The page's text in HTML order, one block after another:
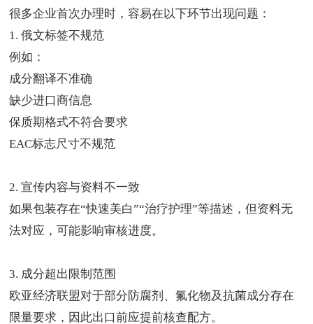
很多企业首次办理时，容易在以下环节出现问题：
1. 俄文标签不规范
例如：
成分翻译不准确
缺少进口商信息
保质期格式不符合要求
EAC标志尺寸不规范
2. 宣传内容与资料不一致
如果包装存在“快速美白”“治疗护理”等描述，但资料无
法对应，可能影响审核进度。
3. 成分超出限制范围
欧亚经济联盟对于部分防腐剂、氟化物及抗菌成分存在
限量要求，因此出口前应提前核查配方。